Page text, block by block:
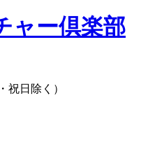
祝日除く）